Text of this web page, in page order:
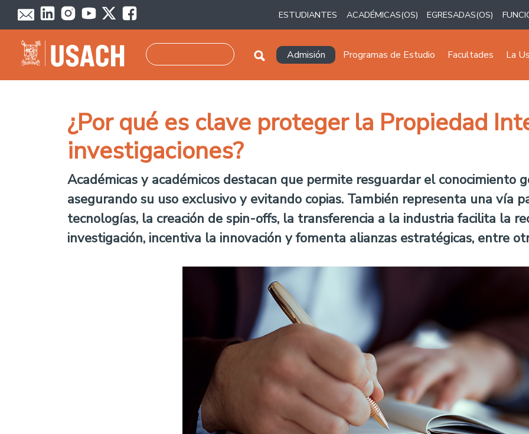
Pasar al contenido principal
ESTUDIANTES ACADÉMICAS(OS) EGRESADAS(OS)
Navegación principal
Admisión Programas de Estudio Facultades La
¿Por qué es clave proteger la Propiedad
investigaciones?
Académicas y académicos destacan que permite resguardar el conocimiento
asegurando su uso exclusivo y evitando copias. También representa una vía
tecnologías, la creación de spin-offs, la transferencia a la industria facilita la
investigación, incentiva la innovación y fomenta alianzas estratégicas, entre